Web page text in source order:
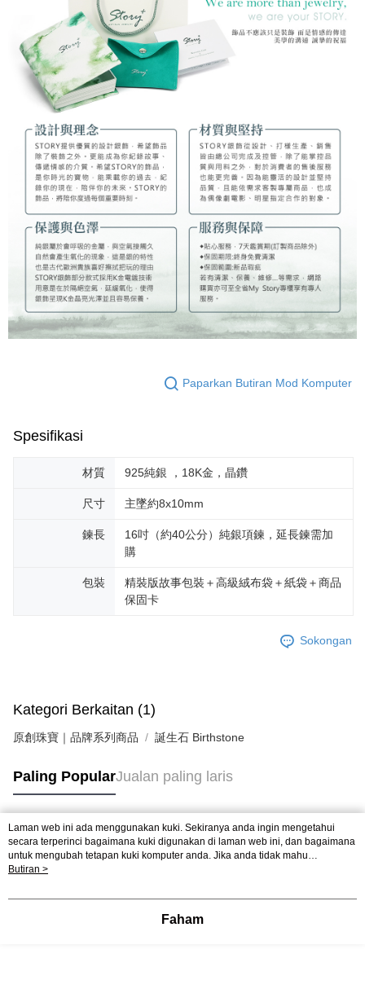
Paparkan Butiran Mod Komputer
Spesifikasi
材質 925純銀 ，18K金，晶鑽
尺寸 主墜約8x10mm
鍊長
16吋（約40公分）純銀項鍊，延長鍊需加
購
包裝
精裝版故事包裝＋高級絨布袋＋紙袋＋商品
保固卡
Sokongan
Kategori Berkaitan (1)
原創珠寶｜品牌系列商品 誕生石 Birthstone
Paling PopularJualan paling laris
Tag Popular
Laman web ini ada menggunakan kuki. Sekiranya anda ingin mengetahui
secara terperinci bagaimana kuki digunakan di laman web ini, dan bagaimana
untuk mengubah tetapan kuki komputer anda. Jika anda tidak mahu
menggunakan kuki di komputer anda, sila rujuk penerangan mengenai kuki.
mengetahui secara terperinci bagaimana kuki digunakan di laman web ini,
mahu menggunakan kuki di komputer anda, sila rujuk penerangan mengenai
Butiran >
Faham